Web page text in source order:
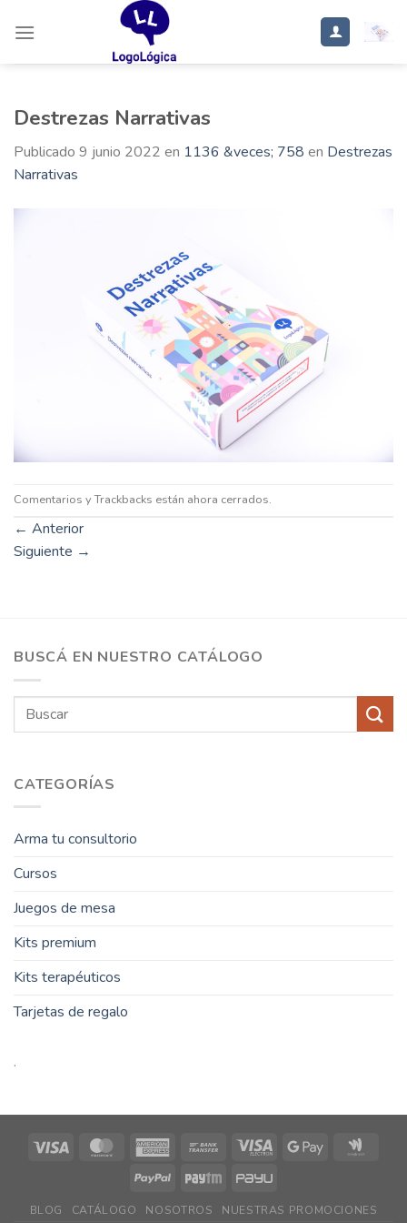
Destrezas Narrativas
Publicado 9 junio 2022 en 1136 &veces; 758 en Destrezas
Narrativas
Comentarios y Trackbacks están ahora cerrados.
← Anterior
Siguiente →
BUSCÁ EN NUESTRO CATÁLOGO
Buscar
CATEGORÍAS
Arma tu consultorio
Cursos
Juegos de mesa
Kits premium
Kits terapéuticos
Tarjetas de regalo
.
Visa MasterCardAmerican
Bank
Visa
Google
PayPal Paytm PayU
BLOG CATÁLOGO NOSOTROS NUESTRAS PROMOCIONES